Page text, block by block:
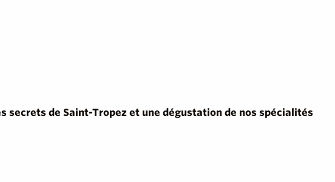
de Saint-Tropez et une dégustation de nos spécialités